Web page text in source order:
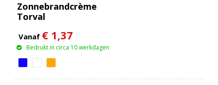
Zonnebrandcrème
Torval
Vanaf € 1,37
Bedrukt in circa 10 werkdagen